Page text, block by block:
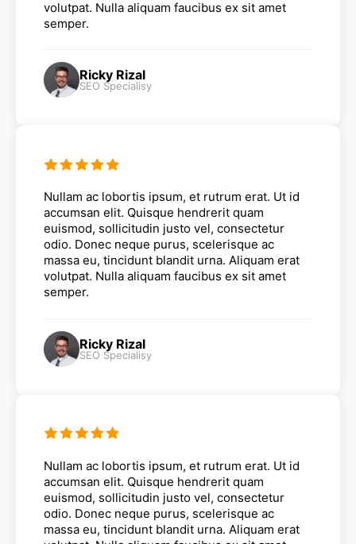
volutpat. Nulla aliquam faucibus ex sit amet
semper.
Ricky Rizal
SEO Specialisy
Nullam ac lobortis ipsum, et rutrum erat. Ut id
accumsan elit. Quisque hendrerit quam
euismod, sollicitudin justo vel, consectetur
odio. Donec neque purus, scelerisque ac
massa eu, tincidunt blandit urna. Aliquam erat
volutpat. Nulla aliquam faucibus ex sit amet
semper.
Ricky Rizal
SEO Specialisy
Nullam ac lobortis ipsum, et rutrum erat. Ut id
accumsan elit. Quisque hendrerit quam
euismod, sollicitudin justo vel, consectetur
odio. Donec neque purus, scelerisque ac
massa eu, tincidunt blandit urna. Aliquam erat